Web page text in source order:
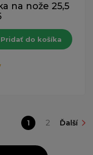
na nože 25,5
Pridať do košíka
1 2 Ďalší